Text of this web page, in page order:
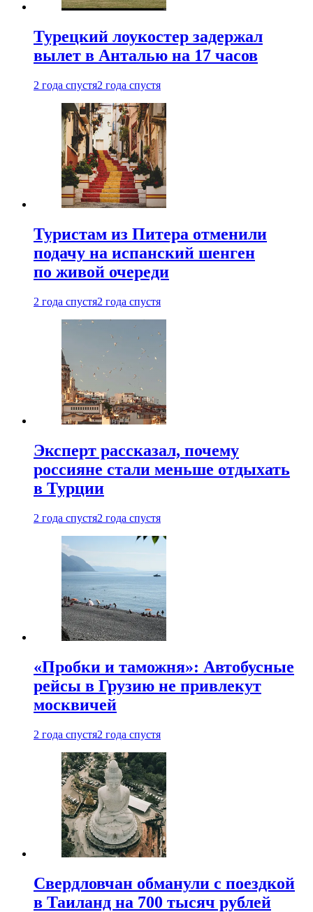
Турецкий лоукостер задержал
вылет в Анталью на 17 часов
2 года спустя2 года спустя
Туристам из Питера отменили
подачу на испанский шенген
по живой очереди
2 года спустя2 года спустя
Эксперт рассказал, почему
россияне стали меньше отдыхать
в Турции
2 года спустя2 года спустя
«Пробки и таможня»: Автобусные
рейсы в Грузию не привлекут
москвичей
2 года спустя2 года спустя
Свердловчан обманули с поездкой
в Таиланд на 700 тысяч рублей